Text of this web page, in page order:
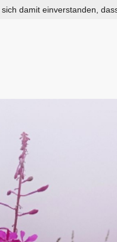
damit einverstanden,